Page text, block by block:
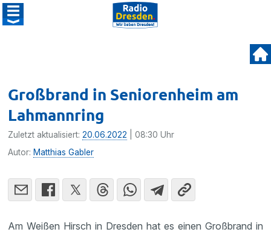
Großbrand in Seniorenheim am
Lahmannring
Zuletzt aktualisiert:20.06.2022 | 08:30 Uhr
Autor: Matthias Gabler
Am Weißen Hirsch in Dresden hat es einen Großbrand in